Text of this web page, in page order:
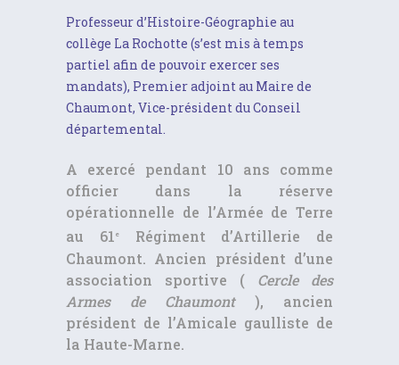
Professeur d’Histoire-Géographie au
collège La Rochotte (s’est mis à temps
partiel afin de pouvoir exercer ses
mandats), Premier adjoint au Maire de
Chaumont, Vice-président du Conseil
départemental.
A exercé pendant 10 ans comme
officier dans la réserve
opérationnelle de l’Armée de Terre
au 61 eRégiment d’Artillerie de
Chaumont. Ancien président d’une
association sportive ( Cercle des
Armes de Chaumont), ancien
président de l’Amicale gaulliste de
la Haute-Marne.